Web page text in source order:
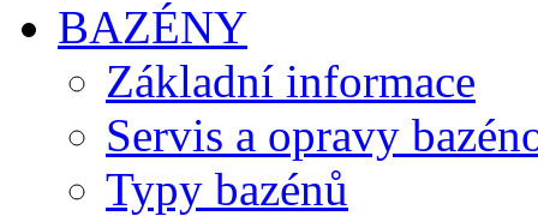
BAZÉNY
Základní informace
Servis a opravy
Typy bazénů